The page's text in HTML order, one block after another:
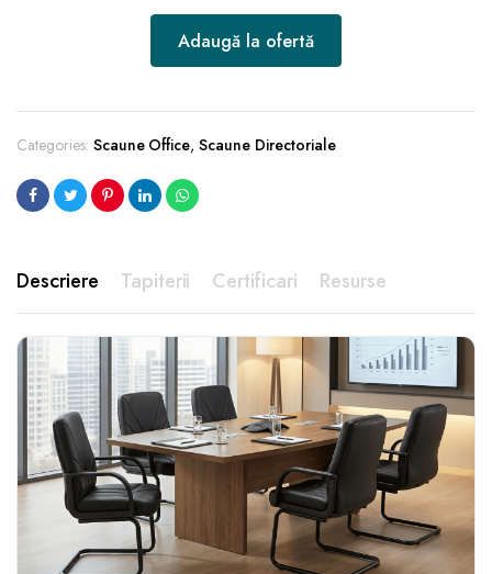
Adaugă la ofertă
Categories: Scaune Office,Scaune Directoriale
Tapiterii Certificari Resurse
Descriere